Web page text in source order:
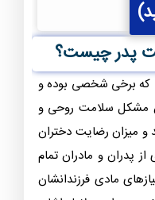
ریال
قیمت
فعلی
190,000 ریال
است.
پدر چیست؟